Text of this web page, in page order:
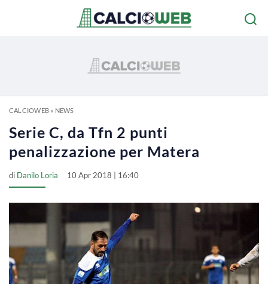
CALCIOWEB» NEWS
Serie C, da Tfn 2 punti
penalizzazione per Matera
di Danilo Loria 10 Apr 2018 | 16:40